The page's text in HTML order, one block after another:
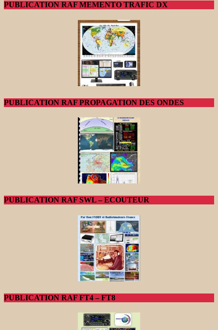
PUBLICATION RAF MEMENTO TRAFIC DX
PUBLICATION RAF PROPAGATION DES ONDES
PUBLICATION RAF SWL – ECOUTEUR
PUBLICATION RAF FT4 – FT8